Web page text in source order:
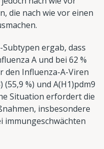
die nach wie vor einen
ergab, dass
A und bei 62 %
den Influenza-A-Viren
%) und A(H1)pdm9
Situation erfordert die
insbesondere
immungeschwächten